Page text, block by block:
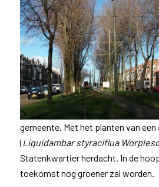
gemeente. Met het planten van een
(Liquidambar styraciflua
Statenkwartier herdacht. In de
toekomst nog groener zal worden.